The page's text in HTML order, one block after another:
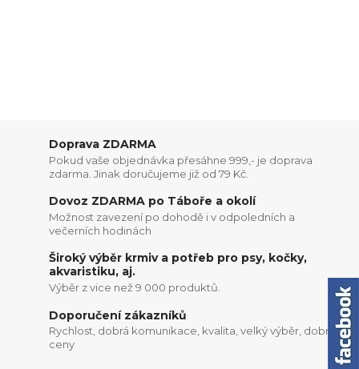
Doprava ZDARMA
Pokud vaše objednávka přesáhne 999,- je doprava
zdarma. Jinak doručujeme již od 79 Kč.
Dovoz ZDARMA po Táboře a okolí
Možnost zavezení po dohodě i v odpoledních a
večerních hodinách
Široký výběr krmiv a potřeb pro psy, kočky,
akvaristiku, aj.
Výběr z vice než 9 000 produktů.
Doporučení zákazníků
Rychlost, dobrá komunikace, kvalita, velký výběr, dobré
ceny